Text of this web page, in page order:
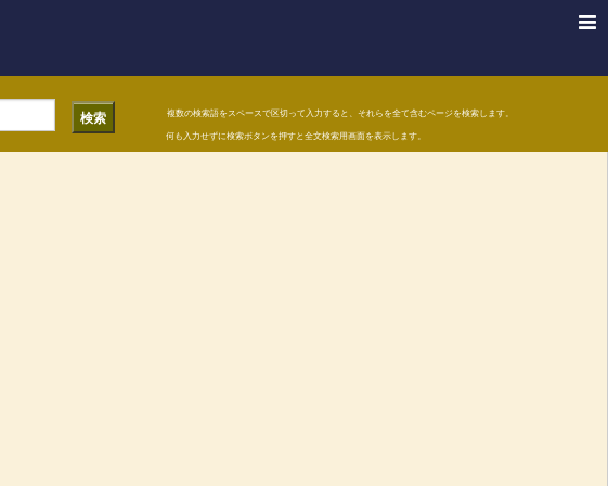
複数の検索語をスペースで区切って入力すると、それらを全て含むページを検索します。
何も入力せずに検索ボタンを押すと全文検索用画面を表示します。